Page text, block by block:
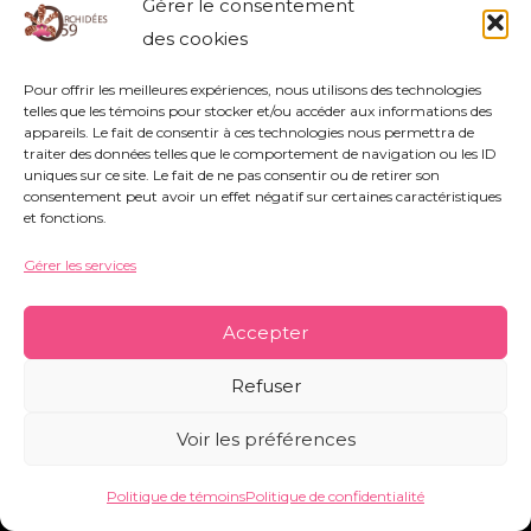
Gérer le consentement
des cookies
Pour offrir les meilleures expériences, nous utilisons des technologies
telles que les témoins pour stocker et/ou accéder aux informations des
appareils. Le fait de consentir à ces technologies nous permettra de
traiter des données telles que le comportement de navigation ou les ID
uniques sur ce site. Le fait de ne pas consentir ou de retirer son
consentement peut avoir un effet négatif sur certaines caractéristiques
et fonctions.
Gérer les services
Accepter
Refuser
Voir les préférences
Politique de témoinsPolitique de confidentialité
rue Nestor Bouliez - 59690 Vieux-Condé -
orchidees59@orange.fr
-
Copyright © 2026 Orchidées 59 | Réalisé par CO&COM